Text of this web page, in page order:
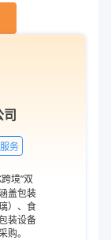
务
境”双
盖包装
）、食
装设备
购。